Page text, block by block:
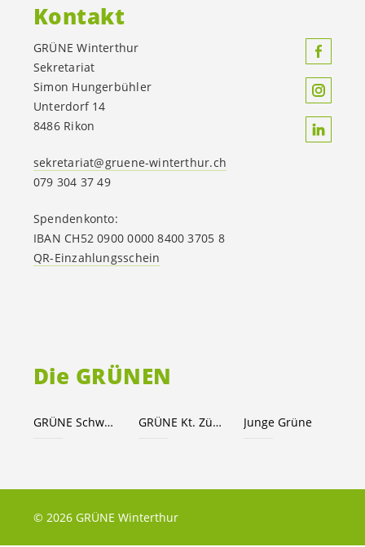
Die GRÜNEN
GRÜNE Schweiz GRÜNE Kt. Zürich Junge Grüne
Kontakt
GRÜNE Winterthur
Sekretariat
Simon Hungerbühler
Unterdorf 14
8486 Rikon
sekretariat@gruene-winterthur.ch
079 304 37 49
Spendenkonto:
IBAN CH52 0900 0000 8400 3705 8
QR-Einzahlungsschein
© 2026 GRÜNE Winterthur